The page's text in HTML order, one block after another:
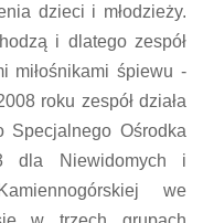
dzieci i młodzieży.
i dlatego zespół
miłośnikami śpiewu -
roku zespół działa
Specjalnego Ośrodka
dla Niewidomych i
we